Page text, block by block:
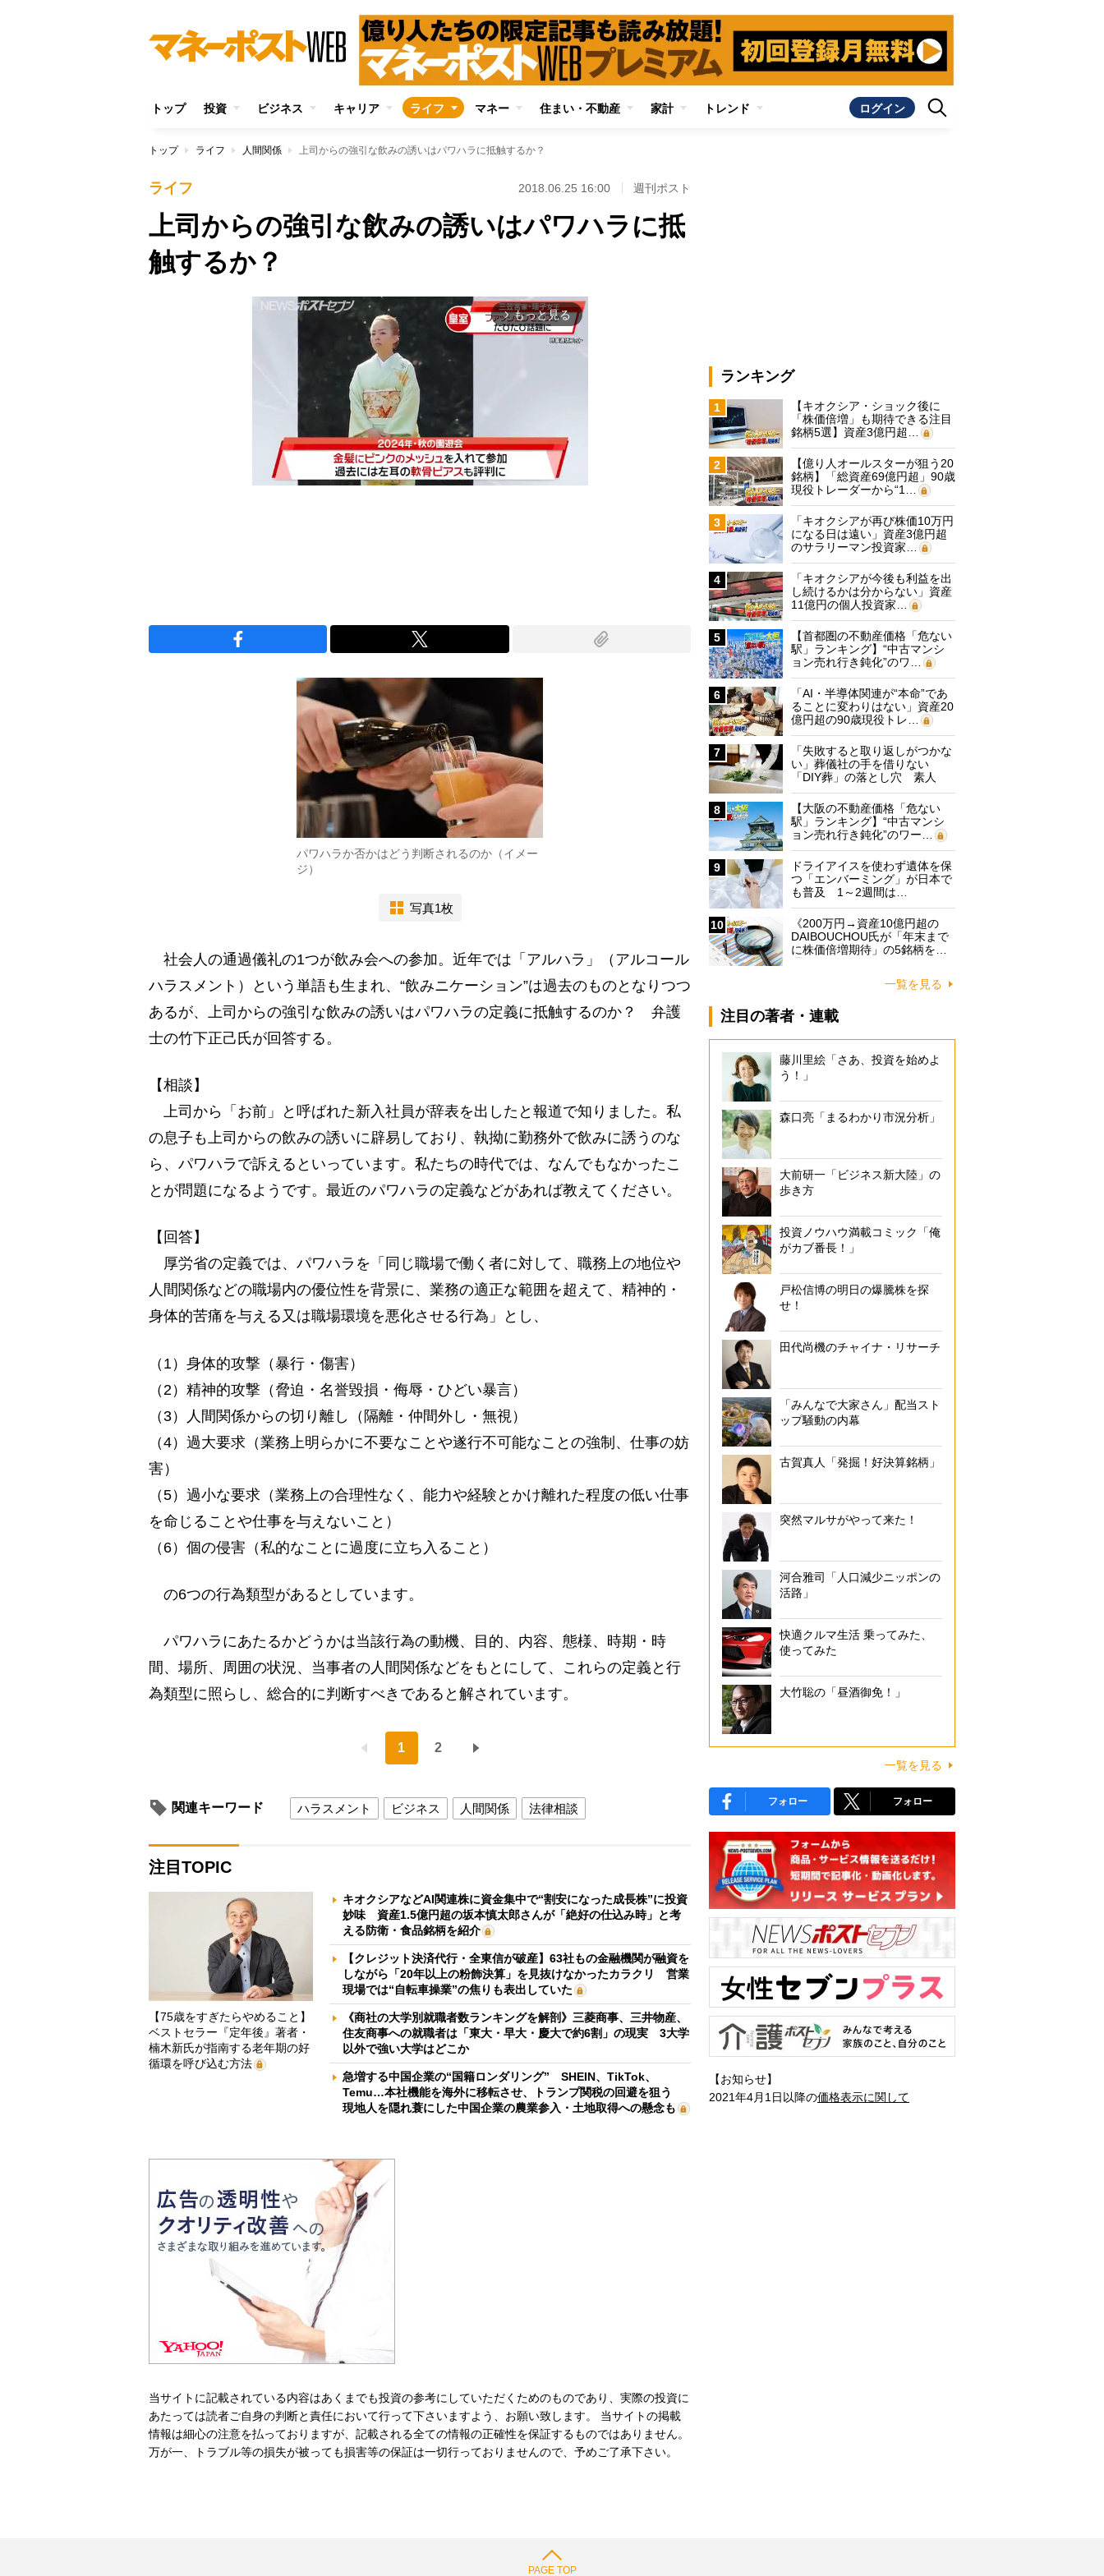
トップ 投資 ビジネス キャリア ライフ マネー 住まい・不動産 家計 トレンド ログイン
トップ ライフ 人間関係 上司からの強引な飲みの誘いはパワハラに抵触するか？
ライフ 2018.06.25 16:00 週刊ポスト
上司からの強引な飲みの誘いはパワハラに抵
触するか？
arrow_forward_ios もっと見る
パワハラか否かはどう判断されるのか（イメー
ジ）
写真1枚
社会人の通過儀礼の1つが飲み会への参加。近年では「アルハラ」（アルコール
ハラスメント）という単語も生まれ、“飲みニケーション”は過去のものとなりつつ
あるが、上司からの強引な飲みの誘いはパワハラの定義に抵触するのか？ 弁護
士の竹下正己氏が回答する。
【相談】
上司から「お前」と呼ばれた新入社員が辞表を出したと報道で知りました。私
の息子も上司からの飲みの誘いに辟易しており、執拗に勤務外で飲みに誘うのな
ら、パワハラで訴えるといっています。私たちの時代では、なんでもなかったこ
とが問題になるようです。最近のパワハラの定義などがあれば教えてください。
【回答】
厚労省の定義では、パワハラを「同じ職場で働く者に対して、職務上の地位や
人間関係などの職場内の優位性を背景に、業務の適正な範囲を超えて、精神的・
身体的苦痛を与える又は職場環境を悪化させる行為」とし、
（1）身体的攻撃（暴行・傷害）
（2）精神的攻撃（脅迫・名誉毀損・侮辱・ひどい暴言）
（3）人間関係からの切り離し（隔離・仲間外し・無視）
（4）過大要求（業務上明らかに不要なことや遂行不可能なことの強制、仕事の妨
害）
（5）過小な要求（業務上の合理性なく、能力や経験とかけ離れた程度の低い仕事
を命じることや仕事を与えないこと）
（6）個の侵害（私的なことに過度に立ち入ること）
の6つの行為類型があるとしています。
パワハラにあたるかどうかは当該行為の動機、目的、内容、態様、時期・時
間、場所、周囲の状況、当事者の人間関係などをもとにして、これらの定義と行
為類型に照らし、総合的に判断すべきであると解されています。
1 2
関連キーワード ハラスメント ビジネス 人間関係 法律相談
注目TOPIC
【75歳をすぎたらやめること】
ベストセラー『定年後』著者・
楠木新氏が指南する老年期の好
循環を呼び込む方法
キオクシアなどAI関連株に資金集中で“割安になった成長株”に投資
妙味 資産1.5億円超の坂本慎太郎さんが「絶好の仕込み時」と考
える防衛・食品銘柄を紹介
【クレジット決済代行・全東信が破産】63社もの金融機関が融資を
しながら「20年以上の粉飾決算」を見抜けなかったカラクリ 営業
現場では“自転車操業”の焦りも表出していた
《商社の大学別就職者数ランキングを解剖》三菱商事、三井物産、
住友商事への就職者は「東大・早大・慶大で約6割」の現実 3大学
以外で強い大学はどこか
急増する中国企業の“国籍ロンダリング” SHEIN、TikTok、
Temu…本社機能を海外に移転させ、トランプ関税の回避を狙う
現地人を隠れ蓑にした中国企業の農業参入・土地取得への懸念も
当サイトに記載されている内容はあくまでも投資の参考にしていただくためのものであり、実際の投資に
あたっては読者ご自身の判断と責任において行って下さいますよう、お願い致します。 当サイトの掲載
情報は細心の注意を払っておりますが、記載される全ての情報の正確性を保証するものではありません。
万が一、トラブル等の損失が被っても損害等の保証は一切行っておりませんので、予めご了承下さい。
ランキング
1
【キオクシア・ショック後に
「株価倍増」も期待できる注目
銘柄5選】資産3億円超…
2
【億り人オールスターが狙う20
銘柄】「総資産69億円超」90歳
現役トレーダーから“1…
3
「キオクシアが再び株価10万円
になる日は遠い」資産3億円超
のサラリーマン投資家…
4
「キオクシアが今後も利益を出
し続けるかは分からない」資産
11億円の個人投資家…
5
【首都圏の不動産価格「危ない
駅」ランキング】“中古マンシ
ョン売れ行き鈍化”のワ…
6
「AI・半導体関連が“本命”であ
ることに変わりはない」資産20
億円超の90歳現役トレ…
7
「失敗すると取り返しがつかな
い」葬儀社の手を借りない
「DIY葬」の落とし穴 素人
に…
8
【大阪の不動産価格「危ない
駅」ランキング】“中古マンシ
ョン売れ行き鈍化”のワー…
9
ドライアイスを使わず遺体を保
つ「エンバーミング」が日本で
も普及 1～2週間は…
10
《200万円→資産10億円超の
DAIBOUCHOU氏が「年末まで
に株価倍増期待」の5銘柄を…
一覧を見る
注目の著者・連載
藤川里絵「さあ、投資を始めよ
う！」
森口亮「まるわかり市況分析」
大前研一「ビジネス新大陸」の
歩き方
投資ノウハウ満載コミック「俺
がカブ番長！」
戸松信博の明日の爆騰株を探
せ！
田代尚機のチャイナ・リサーチ
「みんなで大家さん」配当スト
ップ騒動の内幕
古賀真人「発掘！好決算銘柄」
突然マルサがやって来た！
河合雅司「人口減少ニッポンの
活路」
快適クルマ生活 乗ってみた、
使ってみた
大竹聡の「昼酒御免！」
一覧を見る
フォロー フォロー
【お知らせ】
2021年4月1日以降の価格表示に関して
PAGE TOP